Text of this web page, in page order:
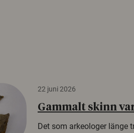
22 juni 2026
Gammalt skinn
Det som arkeologer länge